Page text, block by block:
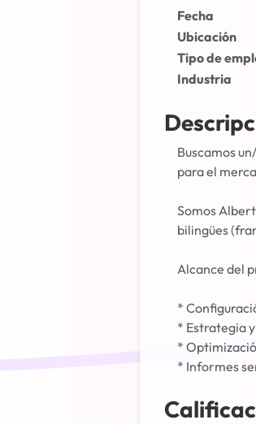
Fecha
Ubicación
Tipo de
Industria
Buscamos
para el
Somos
bilingües
Alcance del
*
* Estrategia
*
* Informes